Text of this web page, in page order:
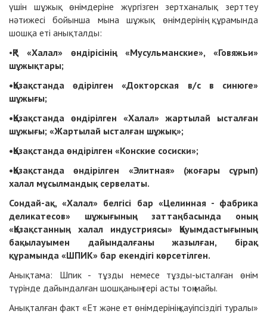
үшін шұжық өнімдеріне жүргізген зертханалық зерттеу
нәтижесі бойынша мына шұжық өнімдерінің құрамында
шошқа еті анықталды:
•ҚР «Халал» өндірісінің «Мусульманские», «Говяжьи»
шұжықтары;
•Қазақстанда өдірілген «Докторская в/с в синюге»
шұжығы;
•Қазақстанда өндірілген «Халал» жартылай ысталған
шұжығы; «Жартылай ысталған шұжық»;
•Қазақстанда өндірілген «Конские сосиски»;
•Қазақстанда өндірілген «Элитная» (жоғары сұрып)
халал мұсылмандық сервелаты.
Сондай-ақ, «Халал» белгісі бар «Целинная - фабрика
деликатесов» шұжығының заттаңбасында оның
«Қазақстанның халал индустриясы» Қауымдастығының
бақылауымен дайындалғаны жазылған, бірақ
құрамында «ШПИК» бар екендігі көрсетілген.
Анықтама: Шпик - тұзды немесе тұзды-ысталған өнім
түрінде дайындалған шошқаның тері асты тоң майы.
Анықталған факт «Ет және ет өнімдерінің қауіпсіздігі туралы»